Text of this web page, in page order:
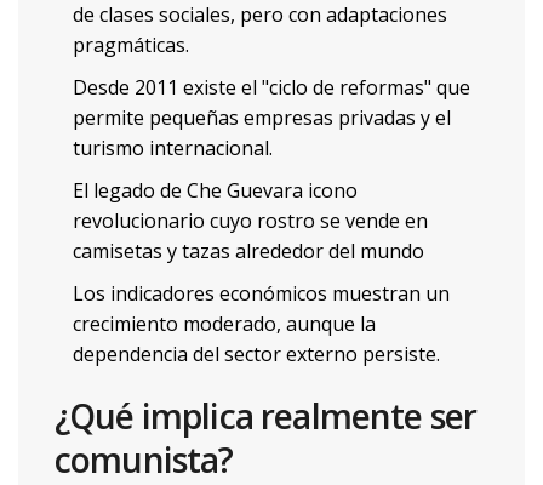
de clases sociales, pero con adaptaciones
pragmáticas.
Desde 2011 existe el "ciclo de reformas" que
permite pequeñas empresas privadas y el
turismo internacional.
El legado de Che Guevara icono
revolucionario cuyo rostro se vende en
camisetas y tazas alrededor del mundo
Los indicadores económicos muestran un
crecimiento moderado, aunque la
dependencia del sector externo persiste.
¿Qué implica realmente ser
comunista?